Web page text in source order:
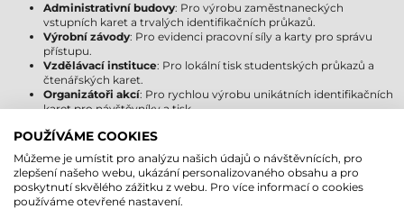
Administrativní budovy: Pro výrobu zaměstnaneckých
vstupních karet a trvalých identifikačních průkazů.
Výrobní závody: Pro evidenci pracovní síly a karty pro správu
přístupu.
Vzdělávací instituce: Pro lokální tisk studentských průkazů a
čtenářských karet.
Organizátoři akcí: Pro rychlou výrobu unikátních identifikačních
karet pro návštěvníky a tisk.
komplexních přístupových systémů.
Používání originálního spotřebního materiáluZebrase vyplatí i z
obchodního hlediska. Snižuje množství zmetků způsobených chybným
tiskem a zajišťuje standardizovaný vzhled.
POUŽÍVÁME COOKIES
Můžeme je umístit pro analýzu našich údajů o návštěvnících, pro
zlepšení našeho webu, ukázání personalizovaného obsahu a pro
poskytnutí skvělého zážitku z webu. Pro více informací o cookies
používáme otevřené nastavení.